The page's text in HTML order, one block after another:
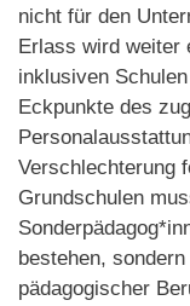
nicht für den
Erlass wird weiter
inklusiven
Eckpunkte des
Verschlechterung
Grundschulen
bestehen,
pädagogischer